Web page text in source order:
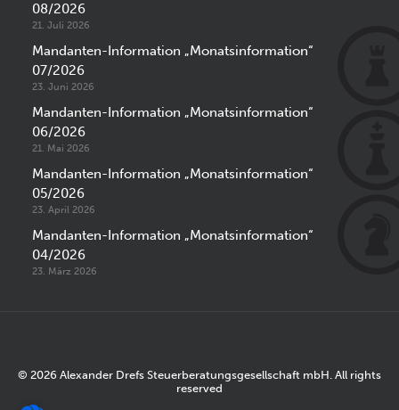
08/2026
21. Juli 2026
Mandanten-Information „Monatsinformation“
07/2026
23. Juni 2026
Mandanten-Information „Monatsinformation“
06/2026
21. Mai 2026
Mandanten-Information „Monatsinformation“
05/2026
23. April 2026
Mandanten-Information „Monatsinformation“
04/2026
23. März 2026
© 2026 Alexander Drefs Steuerberatungsgesellschaft mbH. All rights
reserved